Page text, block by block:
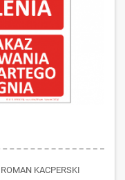
KACPERSKI